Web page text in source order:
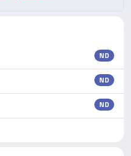
ND
ND
ND